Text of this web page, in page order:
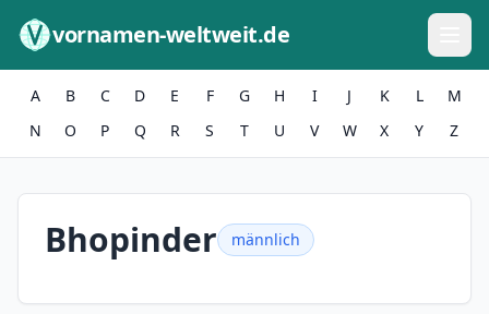
vornamen-weltweit.de
A B C D E F G H I J K L
M
N
O P Q R S T U V W X Y Z
Bhopinder männlich